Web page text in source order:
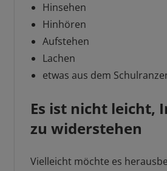
Hinsehen
Hinhören
Aufstehen
Lachen
etwas aus dem
Es ist nicht leicht,
zu widerstehen
Vielleicht möchte es